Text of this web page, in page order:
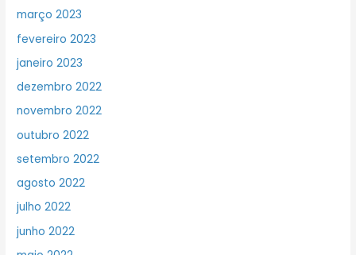
março 2023
fevereiro 2023
janeiro 2023
dezembro 2022
novembro 2022
outubro 2022
setembro 2022
agosto 2022
julho 2022
junho 2022